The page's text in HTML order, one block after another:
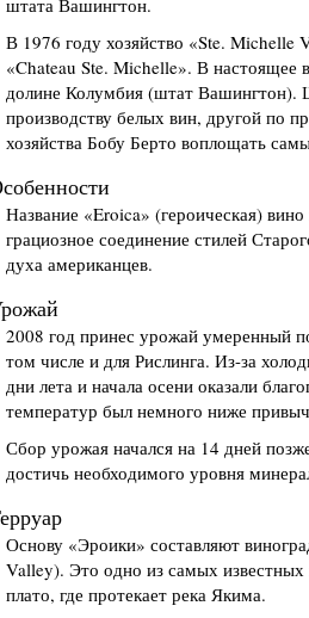
штата Вашингтон.
В 1976 году хозяйство «Ste. Michelle
«Chateau Ste. Michelle». В настоящее
долине Колумбия (штат Вашингтон).
производству белых вин, другой по
хозяйства Бобу Берто воплощать
Название «Eroica» (героическая)
грациозное соединение стилей
духа американцев.
2008 год принес урожай умеренный
том числе и для Рислинга. Из-за
дни лета и начала осени оказали
температур был немного ниже
Сбор урожая начался на 14 дней
достичь необходимого уровня
Основу «Эроики» составляют
Valley). Это одно из самых
плато, где протекает река Якима.